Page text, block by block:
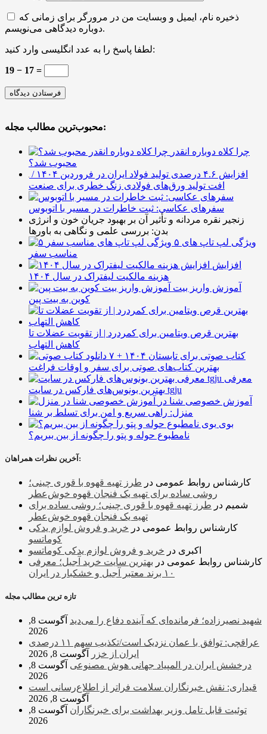
ذخیره نام، ایمیل و وبسایت من در مرورگر برای زمانی که
دوباره دیدگاهی می‌نویسم.
لطفا پاسخ را به عدد انگلیسی وارد کنید:
19 − 17 =
محبوب‌ترین مطالب مجله:
چرا کلاه دوباره انقدر
محبوب شد؟
افزایش ۴.۶ درصدی تولید فولاد ایران در فروردین ۱۴۰۴ /
افت تولید ورق‌های فولادی زنگ خطری برای صنعت
سفرهای عکاسی: ثبت خاطرات در مسیر با اتوبوس
زنجیر نقره مردانه و تأثیر آن بر بهبود جریان خون و انرژی
بدن: بررسی علمی و نگاهی به باورها
۵ ویژگی لپ تاپ های
مناسب سفر
افزایش
هزینه مالکیت لیفتراک در سال ۱۴۰۴
آموزش واریز بیت
کوین به بیت پین
بهترین قرص ویتامین برای کمردرد | از تقویت عضلات تا
کاهش التهاب
۷ کتاب صوتی برای تابستان ۱۴۰۴ +
بهترین کتاب‌های صوتی برای سفر و اوقات فراغت
معرفی
بهترین بونوس‌های فارکس در سایت tgju
آموزش خصوصی شنا در
منزل: راهی سریع و امن برای تسلط بر شنا
بوی
نامطبوع حوله و پتو را چگونه از بین ببریم؟
آخرین نظرات همراهان:
کارشناس روابط عمومی در طرز تهیه قهوه با قوری چینی؛
روشی ساده برای تهیه یک فنجان قهوه خوش‌عطر
شمیم در طرز تهیه قهوه با قوری چینی؛ روشی ساده برای
تهیه یک فنجان قهوه خوش‌عطر
کارشناس روابط عمومی در خرید و فروش لوازم یدکی
کوماتسو
اکبری در خرید و فروش لوازم یدکی کوماتسو
کارشناس روابط عمومی در بهترین سایت خرید آجیل؛ معرفی
۱۰ برند معتبر آجیل و خشکبار در ایران
تازه ترین مطالب مجله
شهید نصیرزاده؛ فرمانده‌ای که آینده دفاع را می‌دید
آگوست 8,
2026
عراقچی: توافق با عمان نزدیک است/تکذیب سهم ۱۱ درصدی
ایران از خزر
آگوست 8, 2026
درخشش ایران در المپیاد جهانی هوش مصنوعی
آگوست 8,
2026
قیداری: نقش خبرنگاران سلامت فراتر از اطلاع‌رسانی است
آگوست 8, 2026
توئیت قابل تامل وزیر بهداشت برای خبرنگاران
آگوست 8,
2026